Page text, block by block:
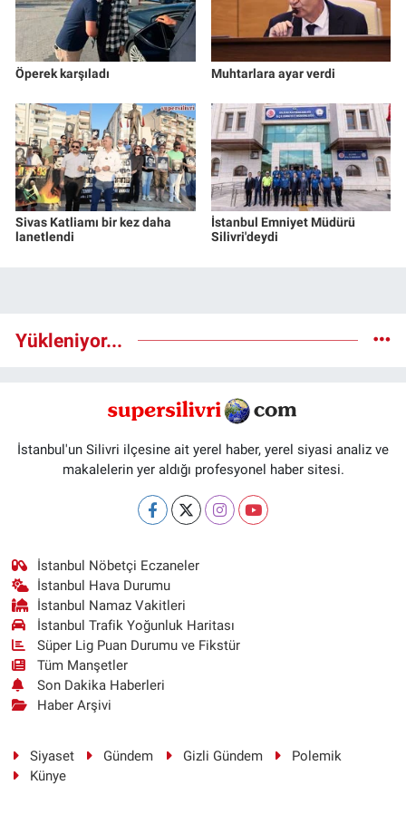
Öperek karşıladı Muhtarlara ayar verdi
Sivas Katliamı bir kez daha
lanetlendi
İstanbul Emniyet Müdürü
Silivri'deydi
Yükleniyor...
İstanbul'un Silivri ilçesine ait yerel haber, yerel siyasi analiz ve
makalelerin yer aldığı profesyonel haber sitesi.
İstanbul Nöbetçi Eczaneler
İstanbul Hava Durumu
İstanbul Namaz Vakitleri
İstanbul Trafik Yoğunluk Haritası
Süper Lig Puan Durumu ve Fikstür
Tüm Manşetler
Son Dakika Haberleri
Haber Arşivi
Siyaset Gündem Gizli Gündem
Polemik
Künye